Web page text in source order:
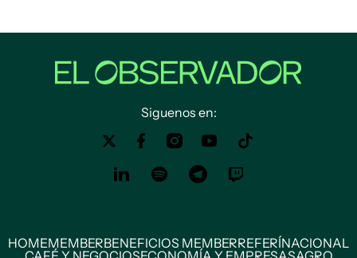
Siguenos en:
HOMEMEMBERBENEFICIOS MEMBERREFERÍNACIONAL